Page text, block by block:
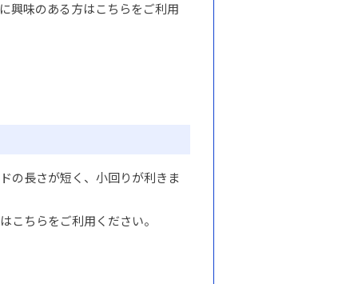
興味のある方はこちらをご利用
の長さが短く、小回りが利きま
こちらをご利用ください。